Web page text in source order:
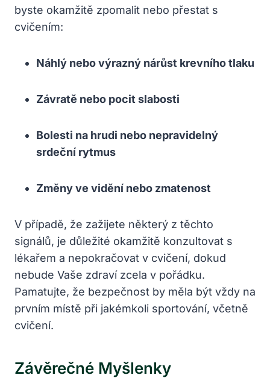
byste okamžitě zpomalit nebo přestat s
cvičením:
Náhlý nebo výrazný nárůst krevního tlaku
Závratě nebo pocit slabosti
Bolesti na hrudi nebo nepravidelný
srdeční rytmus
Změny ve vidění nebo zmatenost
V případě, že zažijete některý z těchto
signálů, je důležité okamžitě konzultovat s
lékařem a nepokračovat v cvičení, dokud
nebude Vaše zdraví zcela v pořádku.
Pamatujte, že bezpečnost by měla být vždy na
prvním místě při jakémkoli sportování, včetně
cvičení.
Závěrečné Myšlenky